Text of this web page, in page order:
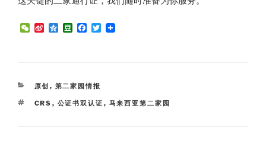
W
S
i
o
Q
D
F
o
T
CATEGORIES
原创 , 第二家园情报
TAGS
CRS , 公证书双认证 , 马来西亚第二家园